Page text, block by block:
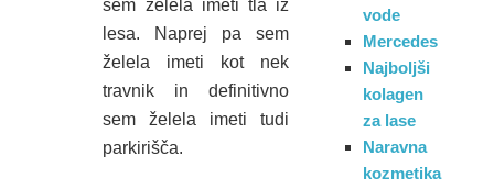
sem želela imeti tla iz
lesa. Naprej pa sem
želela imeti kot nek
travnik in definitivno
sem želela imeti tudi
parkirišča.
vode
Mercedes
Najboljši
kolagen
za lase
Naravna
kozmetika